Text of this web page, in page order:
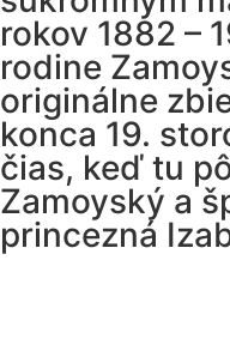
rokov 1882 –
rodine
originálne
konca 19.
čias, keď tu
Zamoyský a
princezná